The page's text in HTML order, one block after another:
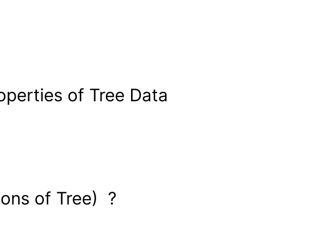
of Tree Data
of Tree) ?